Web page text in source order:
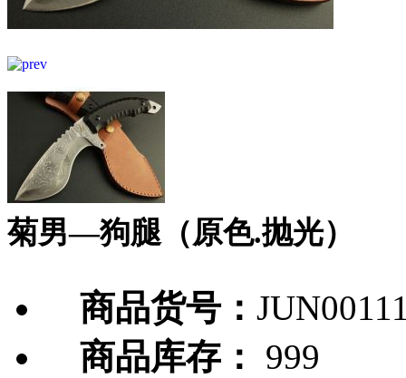
菊男—狗腿（原色.抛光）
商品货号：
商品库存：
999